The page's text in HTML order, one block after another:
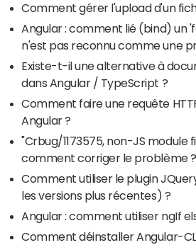
Comment gérer l'upload d'un
Angular : comment lié (bind) un
n'est pas reconnu comme une
Existe-t-il une alternative à
dans Angular / TypeScript ?
Comment faire une requête
Angular ?
"Crbug/1173575, non-JS module
comment corriger le problème ?
Comment utiliser le plugin
les versions plus récentes) ?
Angular : comment utiliser ngIf
Comment déinstaller Angular-